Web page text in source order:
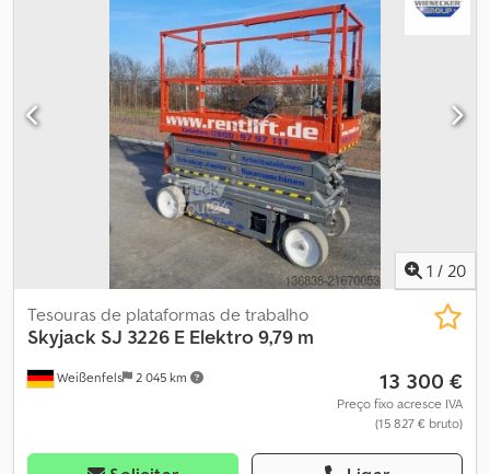
1 880 mm , tipo de combustível:elétrico
, tamanho do
vermelho, Equipamento:tração integral
Dados técnicos Djdpszf Ahlsfx Acqokr Ano de fabricação 2018
Motor Elétrico Altura de trabalho 11,75 m Altura da plataforma 9,75
m Extensão da plataforma 1,22 m Dimensões da plataforma (CxL)
2,13 x 1,07 m Dimensões totais (CxLxA) 2,31 x 1,17 x 2,24 m Peso 2.302
kg Capacidade de carga 317 kg Capacidade de carga com
distribuição de peso 204 kg Velocidade de deslocamento 1,1 - 3,2
km/h Capacidade de subida de rampa 25% Totalmente funcional,
sinais normais de uso
1 / 20
Weißenfels 2 045 km
Tesouras de plataformas de trabalho
Skyjack SJ 3226 E Elektro 9,79 m
13 300 €
Preço fixo acresce IVA
(15 827 € bruto)